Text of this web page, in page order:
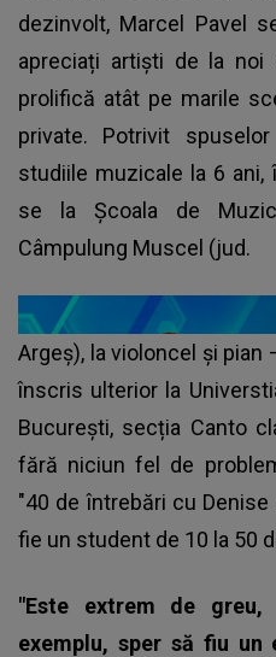
dezinvolt, Marcel Pavel
apreciați artiști de la noi
prolifică atât pe marile
private. Potrivit
studiile muzicale la 6 ani,
se la Școala de
Câmpulung Muscel (jud.
Argeş), la violoncel şi pian
înscris ulterior la
Bucureşti, secția Canto
fără niciun fel de
"40 de întrebări cu
fie un student de 10 la 50
"Este extrem de
exemplu, sper să fiu un